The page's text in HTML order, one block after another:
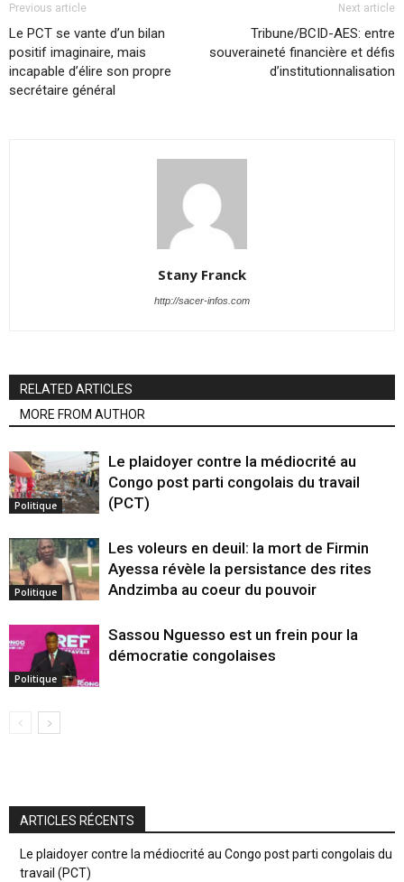
Previous article
Le PCT se vante d’un bilan
positif imaginaire, mais
incapable d’élire son propre
secrétaire général
Next article
Tribune/BCID-AES: entre
souveraineté financière et défis
d’institutionnalisation
Stany Franck
http://sacer-infos.com
RELATED ARTICLES
MORE FROM AUTHOR
Politique
Le plaidoyer contre la médiocrité au
Congo post parti congolais du travail
(PCT)
Politique
Les voleurs en deuil: la mort de Firmin
Ayessa révèle la persistance des rites
Andzimba au coeur du pouvoir
Politique
Sassou Nguesso est un frein pour la
démocratie congolaises
ARTICLES RÉCENTS
Le plaidoyer contre la médiocrité au Congo post parti congolais du
travail (PCT)